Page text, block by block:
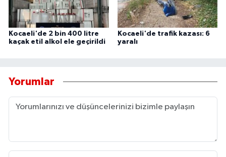
Kocaeli'de 2 bin 400 litre
kaçak etil alkol ele geçirildi
Kocaeli'de trafik kazası: 6
yaralı
Yorumlar